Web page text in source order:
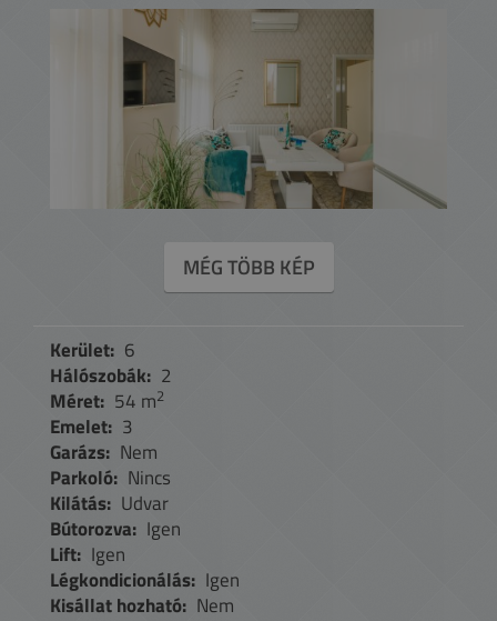
MÉG TÖBB KÉP
Kerület: 6
Hálószobák: 2
Méret: 54 m2
Emelet: 3
Garázs: Nem
Parkoló: Nincs
Kilátás: Udvar
Bútorozva: Igen
Lift: Igen
Légkondicionálás: Igen
Kisállat hozható: Nem